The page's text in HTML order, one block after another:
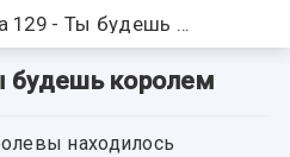
Глава 129 - Ты будешь королем
будешь королем
находилось